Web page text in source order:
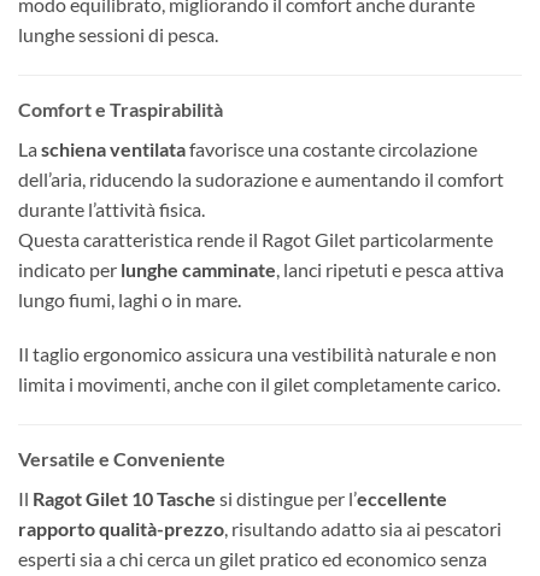
lunghe sessioni di pesca.
Comfort e Traspirabilità
La schiena ventilatafavorisce una costante circolazione
dell’aria, riducendo la sudorazione e aumentando il comfort
durante l’attività fisica.
Questa caratteristica rende il Ragot Gilet particolarmente
indicato per lunghe camminate , lanci ripetuti e pesca attiva
lungo fiumi, laghi o in mare.
Il taglio ergonomico assicura una vestibilità naturale e non
limita i movimenti, anche con il gilet completamente carico.
Versatile e Conveniente
Il Ragot Gilet 10 Tasche si distingue per l’eccellente
rapporto qualità-prezzo, risultando adatto sia ai pescatori
esperti sia a chi cerca un gilet pratico ed economico senza